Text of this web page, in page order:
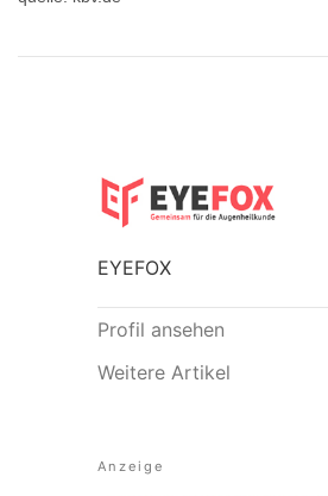
EYEFOX
Profil ansehen
Weitere Artikel